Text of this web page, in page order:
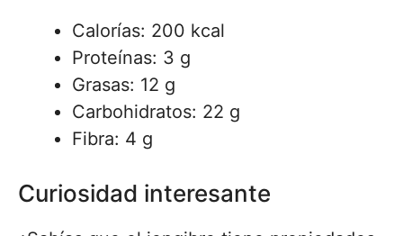
Calorías: 200 kcal
Proteínas: 3 g
Grasas: 12 g
Carbohidratos: 22 g
Fibra: 4 g
Curiosidad interesante